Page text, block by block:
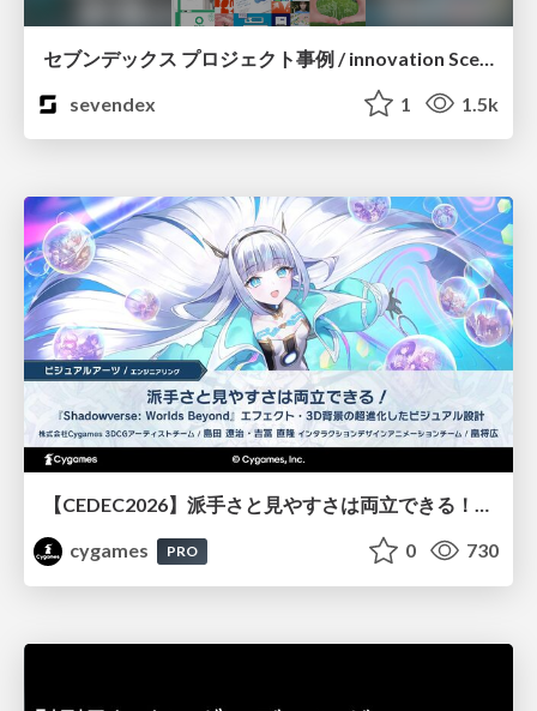
sevendex
1 1.5k
【CEDEC2026】派手さと見やすさは両立できる！『Shadowverse: Worlds Beyond』エフェクト・3D背景の超進化したビジュアル設計
cygames
PRO 0 730